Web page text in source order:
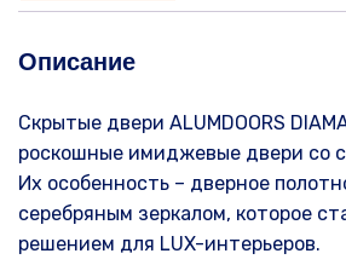
срібним
себе
Описание
Скрытые двери ALUMDOORS
роскошные имиджевые двери со
Их особенность – дверное
серебряным зеркалом, которое
решением для LUX-интерьеров.